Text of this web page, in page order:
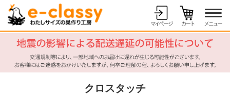
クロスタッチ